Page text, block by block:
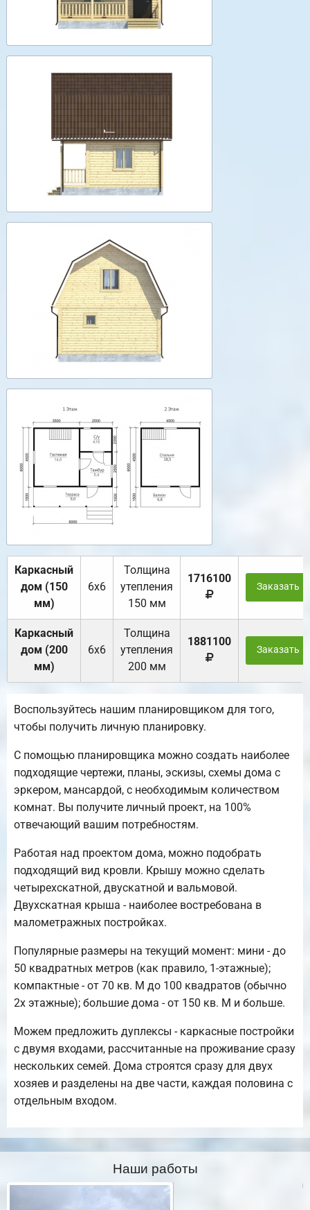
Каркасный
дом (150
мм)
6х6
Толщина
утепления
150 мм
1716100
Заказать
Каркасный
дом (200
мм)
6х6
Толщина
утепления
200 мм
1881100
Заказать
Воспользуйтесь нашим планировщиком для того,
чтобы получить личную планировку.
С помощью планировщика можно создать наиболее
подходящие чертежи, планы, эскизы, схемы дома с
эркером, мансардой, с необходимым количеством
комнат. Вы получите личный проект, на 100%
отвечающий вашим потребностям.
Работая над проектом дома, можно подобрать
подходящий вид кровли. Крышу можно сделать
четырехскатной, двускатной и вальмовой.
Двухскатная крыша - наиболее востребована в
малометражных постройках.
Популярные размеры на текущий момент: мини - до
50 квадратных метров (как правило, 1-этажные);
компактные - от 70 кв. М до 100 квадратов (обычно
2х этажные); большие дома - от 150 кв. М и больше.
Можем предложить дуплексы - каркасные постройки
с двумя входами, рассчитанные на проживание сразу
нескольких семей. Дома строятся сразу для двух
хозяев и разделены на две части, каждая половина с
отдельным входом.
Наши работы